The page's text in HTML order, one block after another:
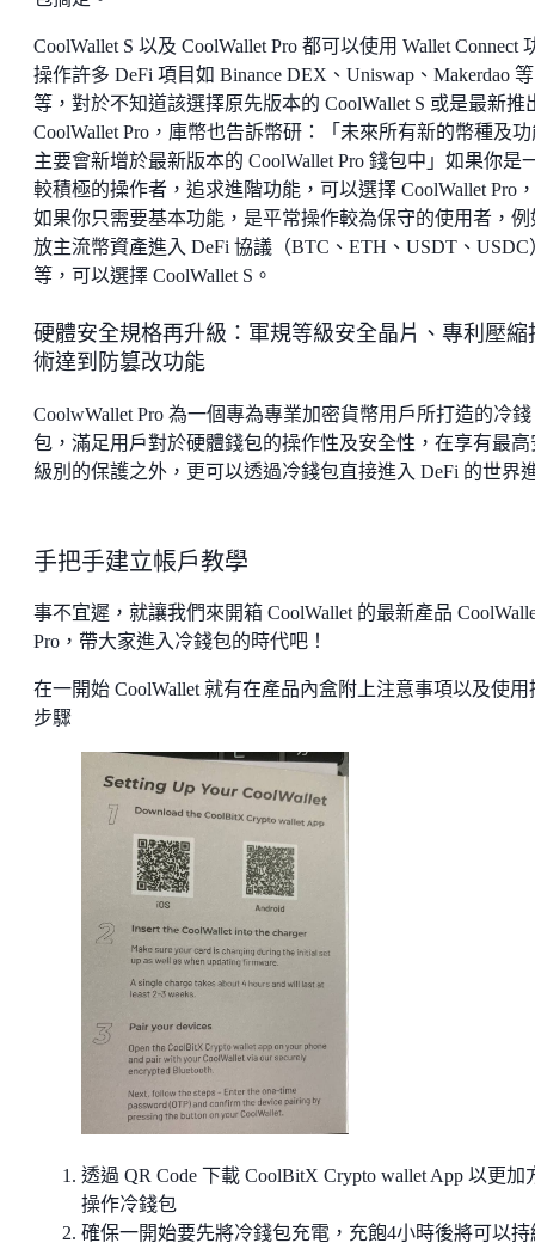
CoolWallet S 以及 CoolWallet Pro 都可以使用 Wallet Connect
操作許多 DeFi 項目如 Binance DEX、Uniswap、Makerdao 等
等，對於不知道該選擇原先版本的 CoolWallet S 或是最新推
CoolWallet Pro，庫幣也告訴幣研：「未來所有新的幣種及
主要會新增於最新版本的 CoolWallet Pro 錢包中」如果你是
較積極的操作者，追求進階功能，可以選擇 CoolWallet Pro
如果你只需要基本功能，是平常操作較為保守的使用者，例
放主流幣資產進入 DeFi 協議（BTC、ETH、USDT、USDC
等，可以選擇 CoolWallet S。
硬體安全規格再升級：軍規等級安全晶片、專利壓縮
術達到防篡改功能
CoolwWallet Pro 為一個專為專業加密貨幣用戶所打造的冷錢
包，滿足用戶對於硬體錢包的操作性及安全性，在享有最高
級別的保護之外，更可以透過冷錢包直接進入 DeFi 的世界
手把手建立帳戶教學
事不宜遲，就讓我們來開箱 CoolWallet 的最新產品
Pro，帶大家進入冷錢包的時代吧！
在一開始 CoolWallet 就有在產品內盒附上注意事項以及使用
步驟
透過 QR Code 下載 CoolBitX Crypto wallet App 以更加
操作冷錢包
確保一開始要先將冷錢包充電，充飽4小時後將可以持